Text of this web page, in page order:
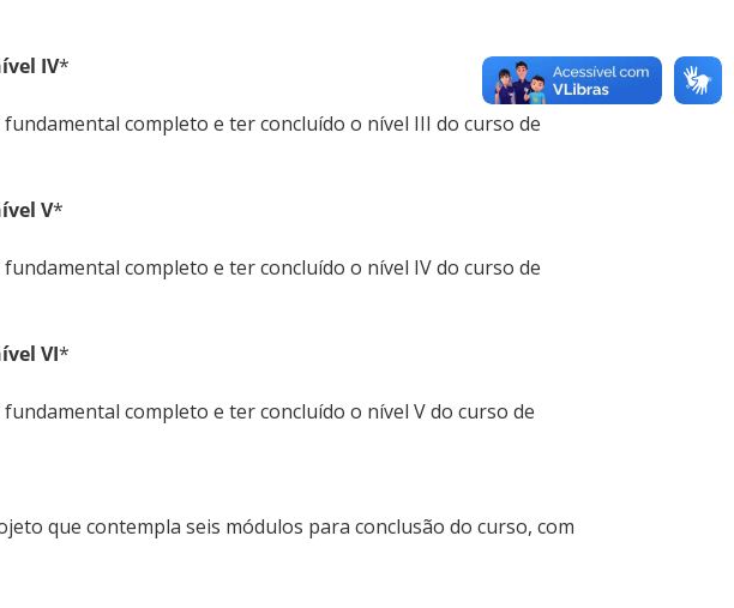
IV*
completo e ter concluído o nível III do curso de
V*
completo e ter concluído o nível IV do curso de
VI*
completo e ter concluído o nível V do curso de
que contempla seis módulos para conclusão do curso, com